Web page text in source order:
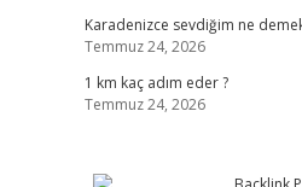
Karadenizce sevdiğim ne
Temmuz 24, 2026
1 km kaç adım eder ?
Temmuz 24, 2026